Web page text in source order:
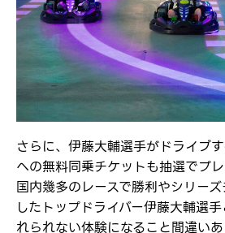
さらに、伊藤大輔選手がドライブ
への無料同乗チケットも抽選でプレ
国内幾多のレースで勝利やシリー
したトップドライバー伊藤大輔選
れられない体験になること間違いあ